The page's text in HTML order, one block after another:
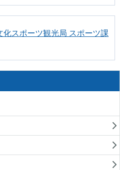
化スポーツ観光局 スポーツ課